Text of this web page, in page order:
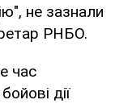
не зазнали
РНБО.
час
дії